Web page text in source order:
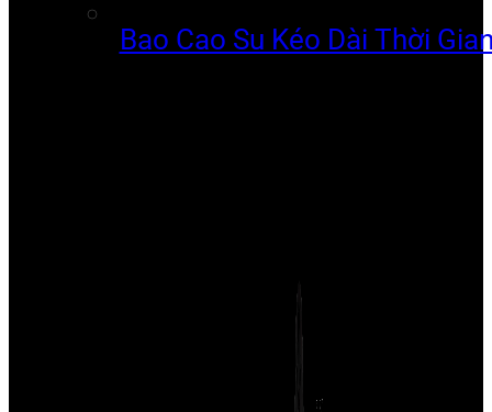
Bao Cao Su Kéo Dài Thời